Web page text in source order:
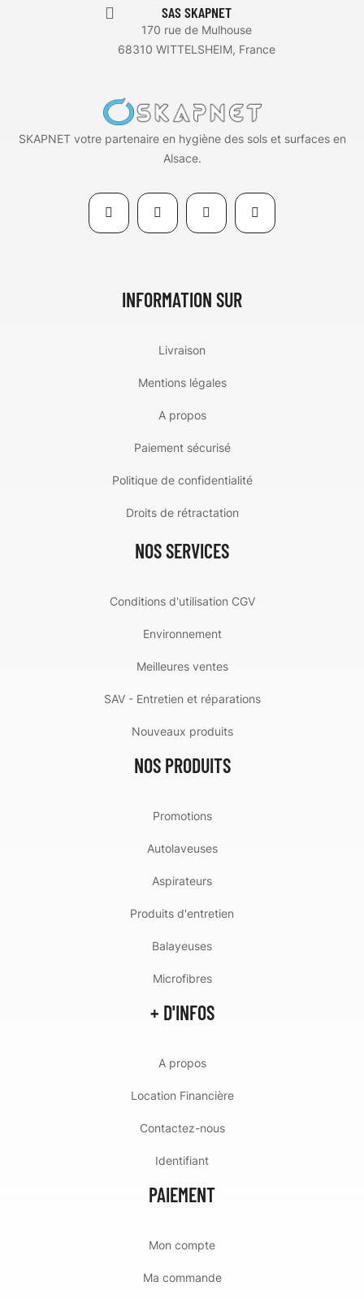
SAS SKAPNET
170 rue de Mulhouse
68310 WITTELSHEIM, France
SKAPNET votre partenaire en hygiène des sols et surfaces en
Alsace.
INFORMATION SUR
Livraison
Mentions légales
A propos
Paiement sécurisé
Politique de confidentialité
Droits de rétractation
NOS SERVICES
Conditions d'utilisation CGV
Environnement
Meilleures ventes
SAV - Entretien et réparations
Nouveaux produits
NOS PRODUITS
Promotions
Autolaveuses
Aspirateurs
Produits d'entretien
Balayeuses
Microfibres
+ D'INFOS
A propos
Location Financière
Contactez-nous
Identifiant
PAIEMENT
Mon compte
Ma commande